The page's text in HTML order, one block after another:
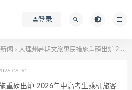
登录
闻 > 大理州暑期文旅惠民措施重磅出炉 2026年中高考生乘机旅客可享景区免票优惠
06-30
重磅出炉 2026年中高考生乘机旅客